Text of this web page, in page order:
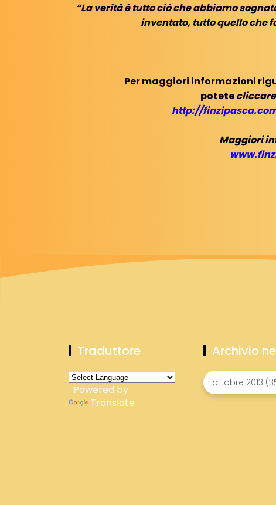
“La verità è tutto ciò che abbiamo
inventato, tutto quello che
Per maggiori informazioni
potete
http://
Maggiori
Traduttore
Powered by
Translate
Archivio